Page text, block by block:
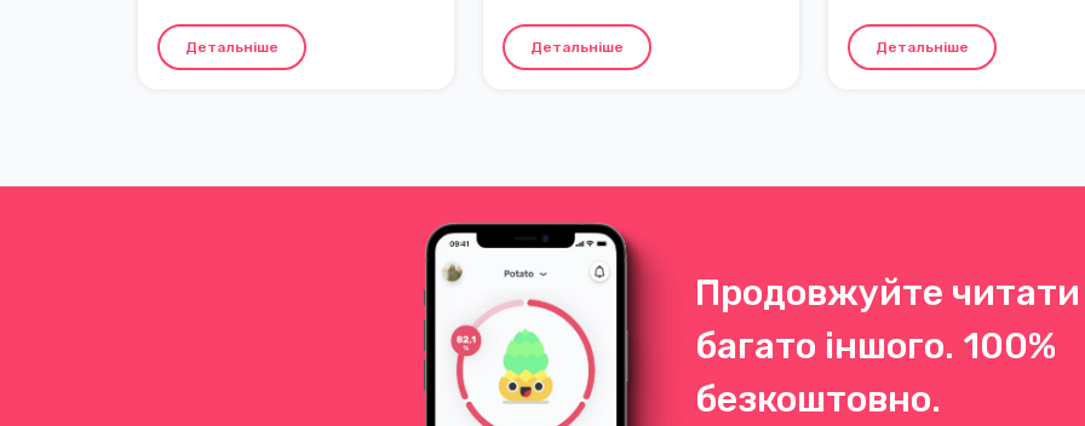
вагітності важливо бути особливо
обережними з цим інфекційним
паразитом. У деяких випадках
важливу інформацію про
Детальніше
відповідно до різних триместрів
вагітності та змін в організмі. Ось
Детальніше
поширеними дискомфортами
час вагітності. Однак важливо
Детальніше
Продовжуйте читати
багато іншого. 100%
безкоштовно.